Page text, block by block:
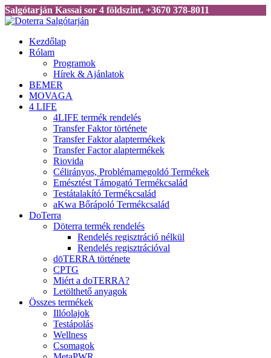
Salgótarján Kassai sor 4 földszint. +3670 378-8011
Kezdőlap
Rólam
Programok
Hírek & Ajánlatok
BEMER
MOVAGA
4 LIFE
4LIFE termék rendelés
Transfer Faktor története
Transfer Faktor alaptermékek
Transfer Factor alaptermékek
Riovida
Célirányos, Problémamegoldó Termékek
Emésztést Támogató Termékcsalád
Testátalakító Termékcsalád
aKwa Bőrápoló Termékcsalád
DoTerra
Döterra termék rendelés
Rendelés regisztráció nélkül
Rendelés regisztrációval
dōTERRA története
CPTG
Miért a doTERRA?
Letölthető anyagok
Összes termékek
Illóolajok
Testápolás
Wellness
Csomagok